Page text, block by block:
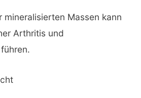
mineralisierten Massen kann
Arthritis und